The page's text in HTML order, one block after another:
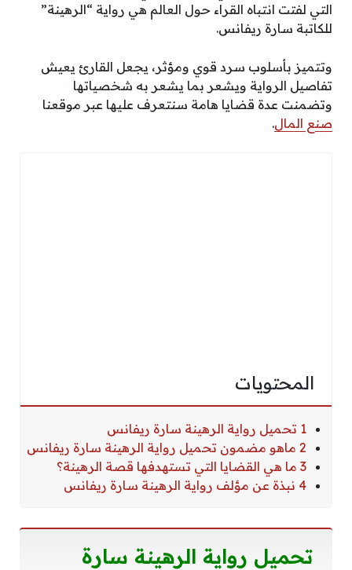
التي لفتت انتباه القراء حول العالم هي رواية “الرهينة”
للكاتبة سارة ريفانس.
وتتميز بأسلوب سرد قوي ومؤثر، يجعل القارئ يعيش
تفاصيل الرواية ويشعر بما يشعر به شخصياتها
وتضمنت عدة قضايا هامة سنتعرف عليها عبر موقعنا
صنع المال.
المحتويات
1 تحميل رواية الرهينة سارة ريفانس
2 ماهو مضمون تحميل رواية الرهينة سارة ريفانس
3 ما هي القضايا التي تستهدفها قصة الرهينة؟
4 نبذة عن مؤلف رواية الرهينة سارة ريفانس
تحميل رواية الرهينة سارة